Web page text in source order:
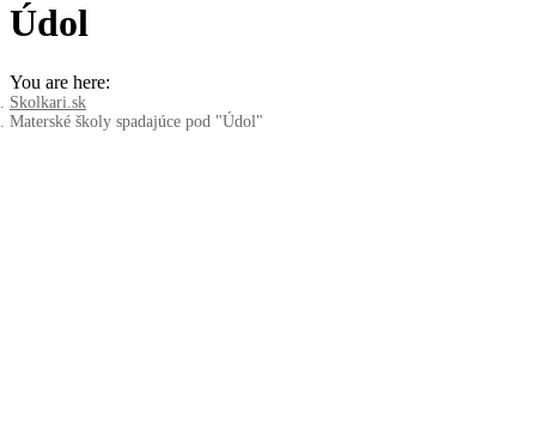
Údol
You are here:
Skolkari.sk
Materské školy spadajúce pod "Údol"